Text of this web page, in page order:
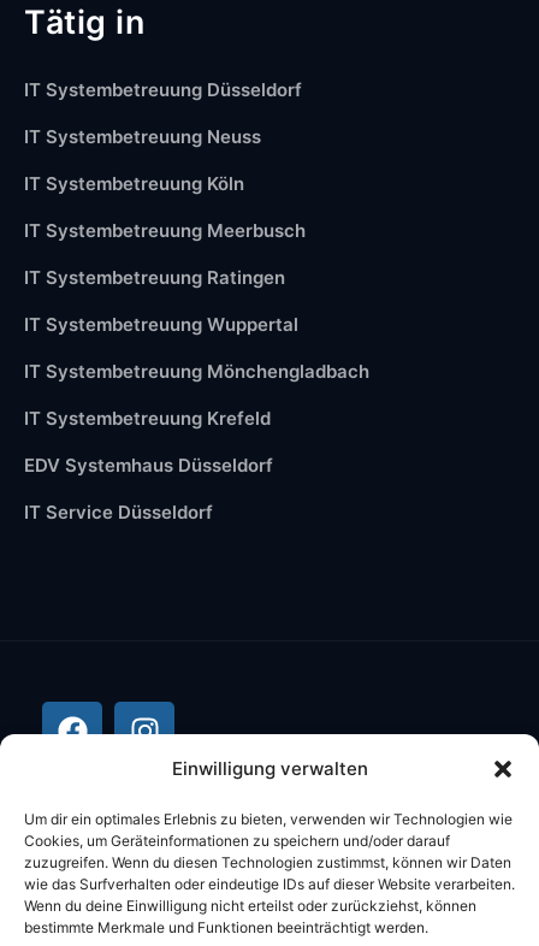
Einwilligung verwalten
Um dir ein optimales Erlebnis zu bieten, verwenden wir Technologien wie
Cookies, um Geräteinformationen zu speichern und/oder darauf
zuzugreifen. Wenn du diesen Technologien zustimmst, können wir Daten
wie das Surfverhalten oder eindeutige IDs auf dieser Website verarbeiten.
Wenn du deine Einwilligung nicht erteilst oder zurückziehst, können
bestimmte Merkmale und Funktionen beeinträchtigt werden.
Tätig in
IT Systembetreuung Düsseldorf
IT Systembetreuung Neuss
IT Systembetreuung Köln
IT Systembetreuung Meerbusch
IT Systembetreuung Ratingen
IT Systembetreuung Wuppertal
IT Systembetreuung Mönchengladbach
IT Systembetreuung Krefeld
EDV Systemhaus Düsseldorf
IT Service Düsseldorf